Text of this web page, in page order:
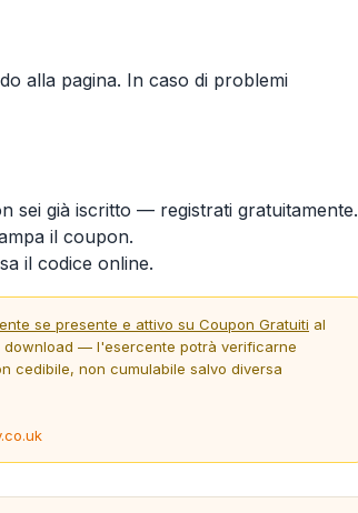
alla pagina. In caso di problemi
sei già iscritto — registrati gratuitamente.
il coupon.
il codice online.
se presente e attivo su Coupon Gratuiti al
download — l'esercente potrà verificarne
cedibile, non cumulabile salvo diversa